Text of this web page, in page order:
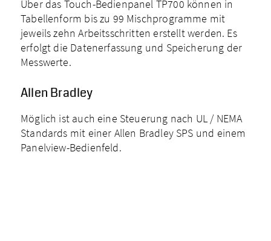
Über das Touch-­Bedienpanel TP700 können in
Tabellenform bis zu 99 Misch­programme mit
jeweils zehn Arbeits­schritten erstellt werden. Es
erfolgt die Daten­erfassung und Speicherung der
Messwerte.
Allen Bradley
Möglich ist auch eine Steuerung nach UL / NEMA
Standards mit einer Allen Bradley SPS und einem
Panelview­-Bedienfeld.